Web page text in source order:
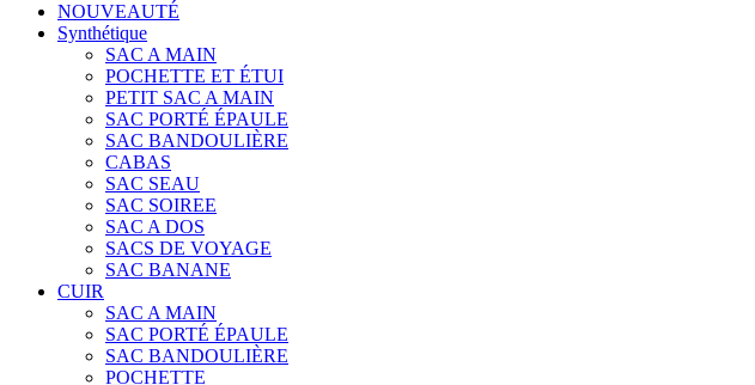
NOUVEAUTÉ
Synthétique
SAC A MAIN
POCHETTE ET ÉTUI
PETIT SAC A MAIN
SAC PORTÉ ÉPAULE
SAC BANDOULIÈRE
CABAS
SAC SEAU
SAC SOIREE
SAC A DOS
SACS DE VOYAGE
SAC BANANE
CUIR
SAC A MAIN
SAC PORTÉ ÉPAULE
SAC BANDOULIÈRE
POCHETTE